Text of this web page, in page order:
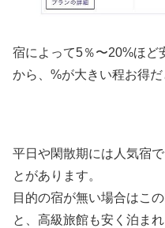
宿によって5％〜20%ほど
から、%が大きい程お得だ
平日や閑散期には人気宿
とがあります。
目的の宿が無い場合はこ
と、高級旅館も安く泊まれ